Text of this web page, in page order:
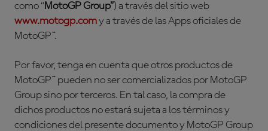
como “ MotoGP Group”) a través del sitio web
www.motogp.comy a través de las Apps oficiales de
MotoGP™.
Por favor, tenga en cuenta que otros productos de
MotoGP™ pueden no ser comercializados por MotoGP
Group sino por terceros. En tal caso, la compra de
dichos productos no estará sujeta a los términos y
condiciones del presente documento y MotoGP Group